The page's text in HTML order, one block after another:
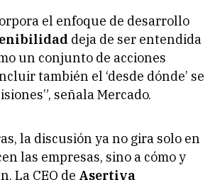
el enfoque de desarrollo
deja de ser entendida
un conjunto de acciones
también el ‘desde dónde’ se
señala Mercado.
la discusión ya no gira solo en
las empresas, sino a cómo y
La CEO de Asertiva